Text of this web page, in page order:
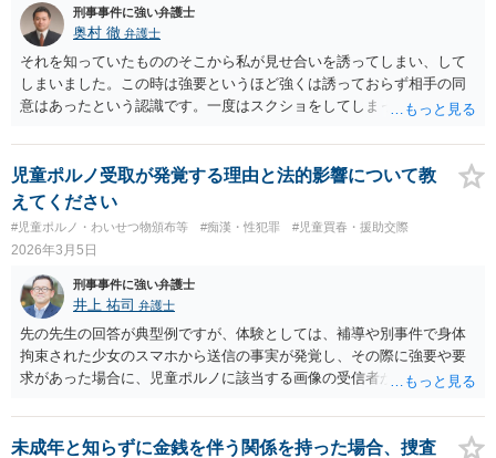
刑事事件に強い弁護士
奥村 徹 弁護士
それを知っていたもののそこから私が見せ合いを誘ってしまい、して
しまいました。この時は強要というほど強くは誘っておらず相手の同
意はあったという認識です。一度はスクショをしてしまったものの、
童ポルノ製造罪を疑われます。 不同意わいせつ罪（176条3項）が重い
ので、警察にバレればそれなりの捜査を受けます。 最初は捜索差押だ
と重ます。逮捕されることもあります。
児童ポルノ受取が発覚する理由と法的影響について教
えてください
#児童ポルノ・わいせつ物頒布等 #痴漢・性犯罪 #児童買春・援助交際
2026年3月5日
刑事事件に強い弁護士
井上 祐司 弁護士
先の先生の回答が典型例ですが、体験としては、補導や別事件で身体
拘束された少女のスマホから送信の事実が発覚し、その際に強要や要
求があった場合に、児童ポルノに該当する画像の受信者が捜査対象と
方の場合には自首するか悩まれるケースが多いですが、最終的には自
首せずに様子を見るという方も多くいます。
未成年と知らずに金銭を伴う関係を持った場合、捜査